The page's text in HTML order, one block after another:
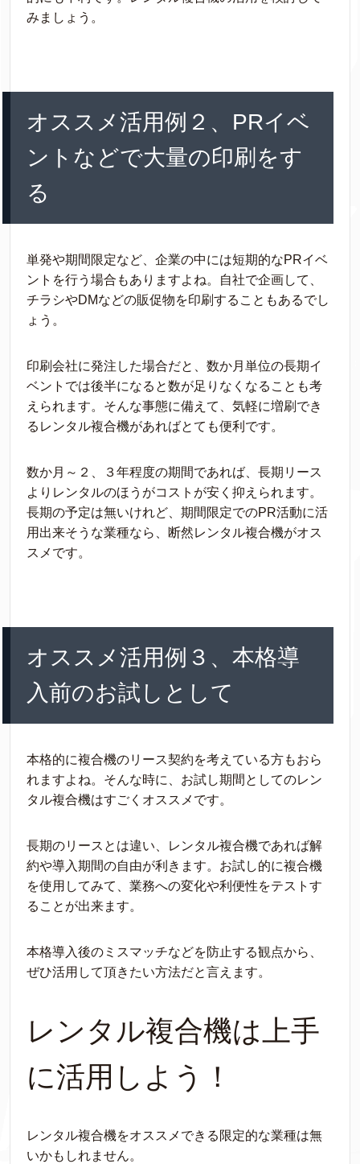
みましょう。
オススメ活用例２、PRイベ
ントなどで大量の印刷をす
る
単発や期間限定など、企業の中には短期的なPRイベ
ントを行う場合もありますよね。自社で企画して、
チラシやDMなどの販促物を印刷することもあるでし
ょう。
印刷会社に発注した場合だと、数か月単位の長期イ
ベントでは後半になると数が足りなくなることも考
えられます。そんな事態に備えて、気軽に増刷でき
るレンタル複合機があればとても便利です。
数か月～２、３年程度の期間であれば、長期リース
よりレンタルのほうがコストが安く抑えられます。
長期の予定は無いけれど、期間限定でのPR活動に活
用出来そうな業種なら、断然レンタル複合機がオス
スメです。
オススメ活用例３、本格導
入前のお試しとして
本格的に複合機のリース契約を考えている方もおら
れますよね。そんな時に、お試し期間としてのレン
タル複合機はすごくオススメです。
長期のリースとは違い、レンタル複合機であれば解
約や導入期間の自由が利きます。お試し的に複合機
を使用してみて、業務への変化や利便性をテストす
ることが出来ます。
本格導入後のミスマッチなどを防止する観点から、
ぜひ活用して頂きたい方法だと言えます。
レンタル複合機は上手
に活用しよう！
レンタル複合機をオススメできる限定的な業種は無
いかもしれません。